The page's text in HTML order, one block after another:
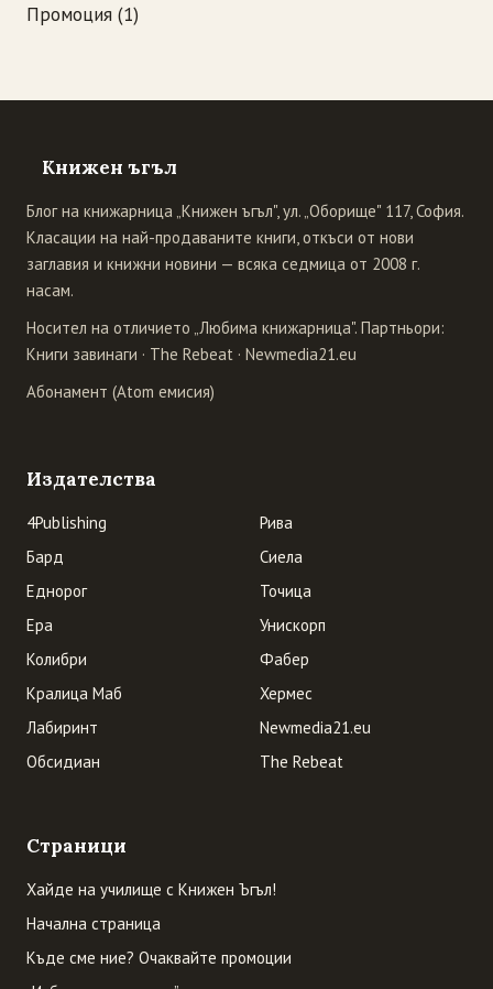
Промоция (1)
Книжен ъгъл
Блог на книжарница „Книжен ъгъл", ул. „Оборище" 117, София.
Класации на най-продаваните книги, откъси от нови
заглавия и книжни новини — всяка седмица от 2008 г.
насам.
Носител на отличието „Любима книжарница". Партньори:
Книги завинаги · The Rebeat · Newmedia21.eu
Абонамент (Atom емисия)
Издателства
4Publishing
Бард
Еднорог
Ера
Колибри
Кралица Маб
Лабиринт
Обсидиан
Рива
Сиела
Точица
Унискорп
Фабер
Хермес
Newmedia21.eu
The Rebeat
Страници
Хайде на училище с Книжен Ъгъл!
Начална страница
Къде сме ние? Очаквайте промоции